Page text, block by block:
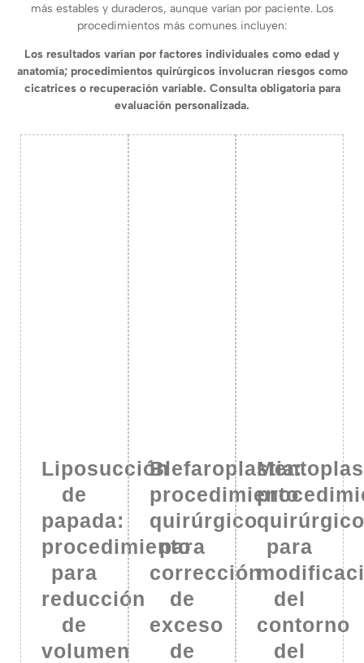
más estables y duraderos, aunque varían por paciente. Los
procedimientos más comunes incluyen:
Los resultados varían por factores individuales como edad y
anatomía; procedimientos quirúrgicos involucran riesgos como
cicatrices o recuperación variable. Consulta obligatoria para
evaluación personalizada.
Liposucción
de
papada:
procedimiento
para
reducción
de
volumen
Blefaroplastia:
procedimiento
quirúrgico
para
corrección
de
exceso
de
para
del
contorno
del